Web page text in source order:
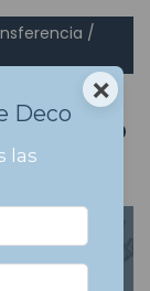
/
> Musica
×
Deco
las